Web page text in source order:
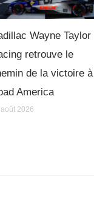
Wayne Taylor
retrouve le
de la victoire à
America
2026